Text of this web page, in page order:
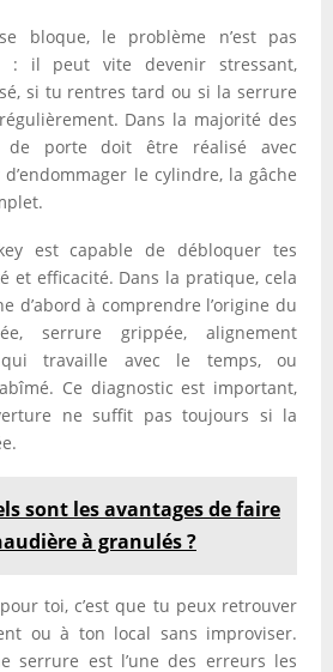
bloque, le problème n’est pas
: il peut vite devenir stressant,
si tu rentres tard ou si la serrure
Dans la majorité des
de porte doit être réalisé avec
le cylindre, la gâche
est capable de débloquer tes
et efficacité. Dans la pratique, cela
d’abord à comprendre l’origine du
serrure grippée, alignement
travaille avec le temps, ou
Ce diagnostic est important,
ne suffit pas toujours si la
sont les avantages de faire
à granulés ?
toi, c’est que tu peux retrouver
ou à ton local sans improviser.
serrure est l’une des erreurs les